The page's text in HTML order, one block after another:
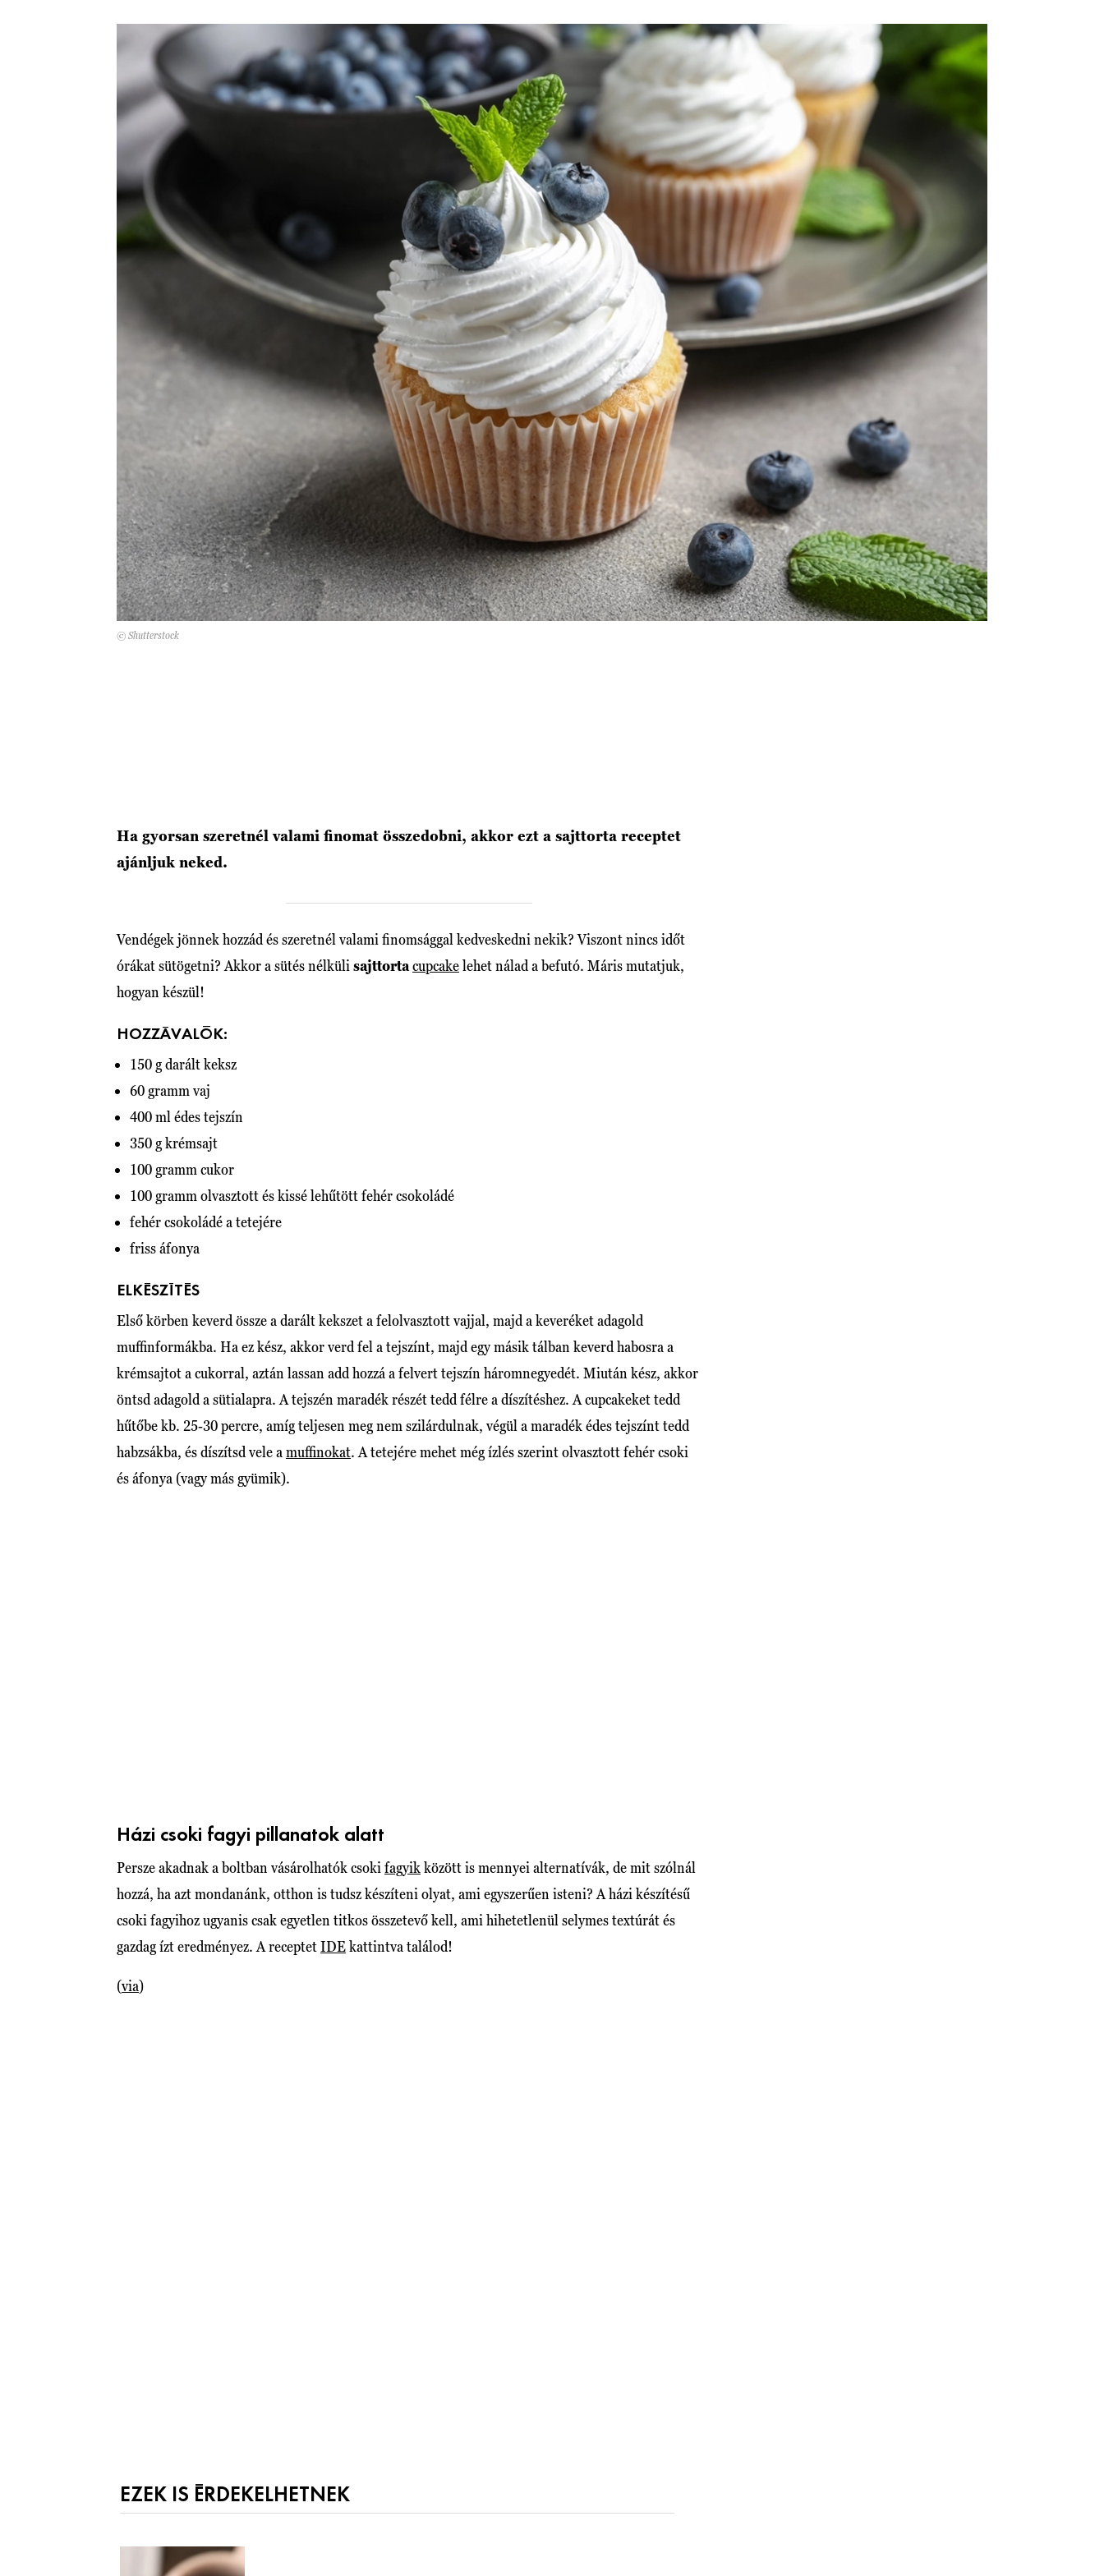
© Shutterstock
Ha gyorsan szeretnél valami finomat összedobni, akkor ezt a sajttorta receptet
ajánljuk neked.
Vendégek jönnek hozzád és szeretnél valami finomsággal kedveskedni nekik? Viszont nincs időt
órákat sütögetni? Akkor a sütés nélküli sajttortacupcakelehet nálad a befutó. Máris mutatjuk,
hogyan készül!
HOZZÁVALÓK:
150 g darált keksz
60 gramm vaj
400 ml édes tejszín
350 g krémsajt
100 gramm cukor
100 gramm olvasztott és kissé lehűtött fehér csokoládé
fehér csokoládé a tetejére
friss áfonya
ELKÉSZÍTÉS
Első körben keverd össze a darált kekszet a felolvasztott vajjal, majd a keveréket adagold
muffinformákba. Ha ez kész, akkor verd fel a tejszínt, majd egy másik tálban keverd habosra a
krémsajtot a cukorral, aztán lassan add hozzá a felvert tejszín háromnegyedét. Miután kész, akkor
öntsd adagold a sütialapra. A tejszén maradék részét tedd félre a díszítéshez. A cupcakeket tedd
hűtőbe kb. 25-30 percre, amíg teljesen meg nem szilárdulnak, végül a maradék édes tejszínt tedd
habzsákba, és díszítsd vele a muffinokat. A tetejére mehet még ízlés szerint olvasztott fehér csoki
és áfonya (vagy más gyümik).
Házi csoki fagyi pillanatok alatt
Persze akadnak a boltban vásárolhatók csoki fagyikközött is mennyei alternatívák, de mit szólnál
hozzá, ha azt mondanánk, otthon is tudsz készíteni olyat, ami egyszerűen isteni? A házi készítésű
csoki fagyihoz ugyanis csak egyetlen titkos összetevő kell, ami hihetetlenül selymes textúrát és
gazdag ízt eredményez. A receptetIDEkattintva találod!
(via)
EZEK IS ÉRDEKELHETNEK